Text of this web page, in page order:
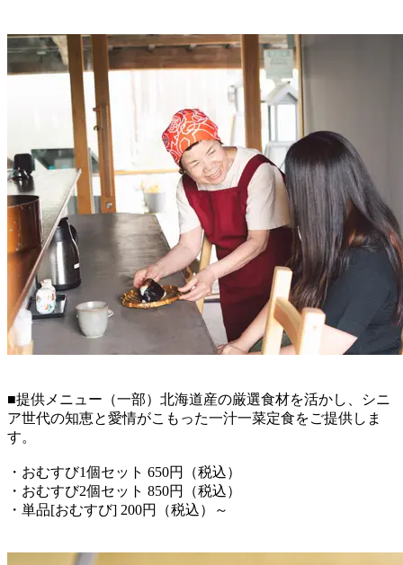
■提供メニュー（一部）北海道産の厳選食材を活かし、シニ
ア世代の知恵と愛情がこもった一汁一菜定食をご提供しま
す。
・おむすび1個セット 650円（税込）
・おむすび2個セット 850円（税込）
・単品[おむすび] 200円（税込）～